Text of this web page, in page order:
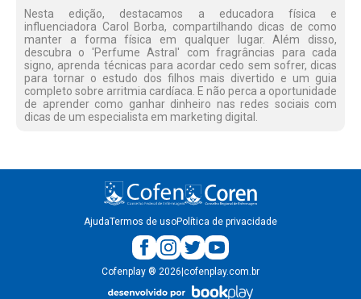
Nesta edição, destacamos a educadora física e
influenciadora Carol Borba, compartilhando dicas de como
manter a forma física em qualquer lugar. Além disso,
descubra o 'Perfume Astral' com fragrâncias para cada
signo, aprenda técnicas para acordar cedo sem sofrer, dicas
para tornar o estudo dos filhos mais divertido e um guia
completo sobre arritmia cardíaca. E não perca a oportunidade
de aprender como ganhar dinheiro nas redes sociais com
dicas de um especialista em marketing digital.
AjudaTermos de usoPolítica de privacidade
Cofenplay ® 2026 cofenplay.com.br